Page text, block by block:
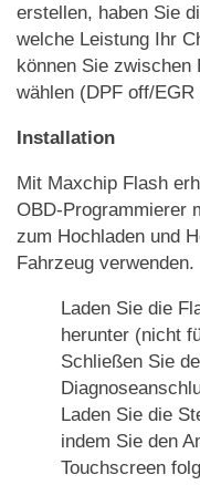
erstellen, haben Sie
welche Leistung Ihr
können Sie
wählen (DPF off/
Installation
Mit Maxchip Flash
OBD-Programmierer
zum Hochladen und
Fahrzeug verwenden.
Laden Sie die
herunter (nicht
Schließen Sie
Laden Sie die
indem Sie den
Touchscreen